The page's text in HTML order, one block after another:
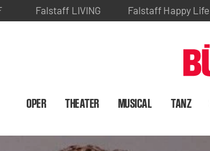
Falstaff LIVING Falstaff Happy Life
OPER THEATER MUSICAL TANZ